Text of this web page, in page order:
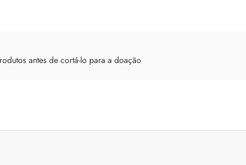
antes de cortá-lo para a doação